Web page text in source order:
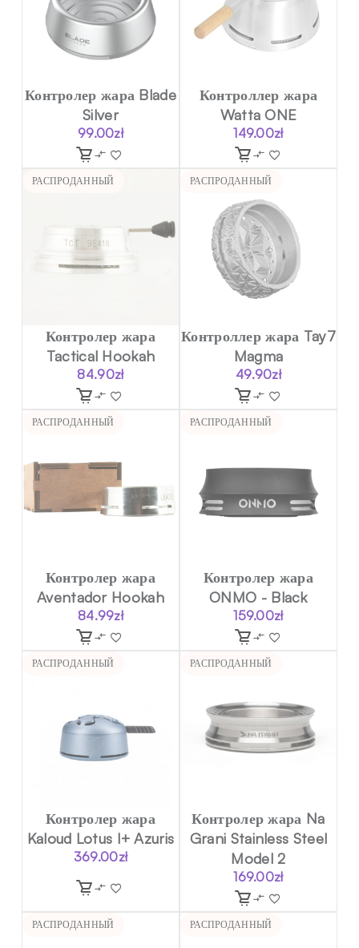
Контролер жара Blade
Silver
99.00zł
Контроллер жара
Watta ONE
149.00zł
РАСПРОДАННЫЙ
Контролер жара
Tactical Hookah
84.90zł
РАСПРОДАННЫЙ
Контроллер жара Tay7
Magma
49.90zł
РАСПРОДАННЫЙ
Контролер жара
Aventador Hookah
84.99zł
РАСПРОДАННЫЙ
Контролер жара
ONMO - Black
159.00zł
РАСПРОДАННЫЙ
Контролер жара
Kaloud Lotus I+ Azuris
369.00zł
РАСПРОДАННЫЙ
Контролер жара Na
Grani Stainless Steel
Model 2
169.00zł
РАСПРОДАННЫЙ РАСПРОДАННЫЙ